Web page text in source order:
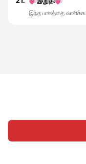
இந்த பாகத்தை
முகப்பு வகைகள்